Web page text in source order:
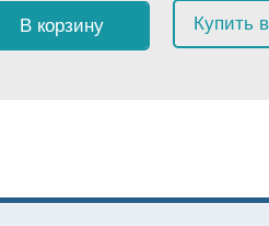
В корзину Купить